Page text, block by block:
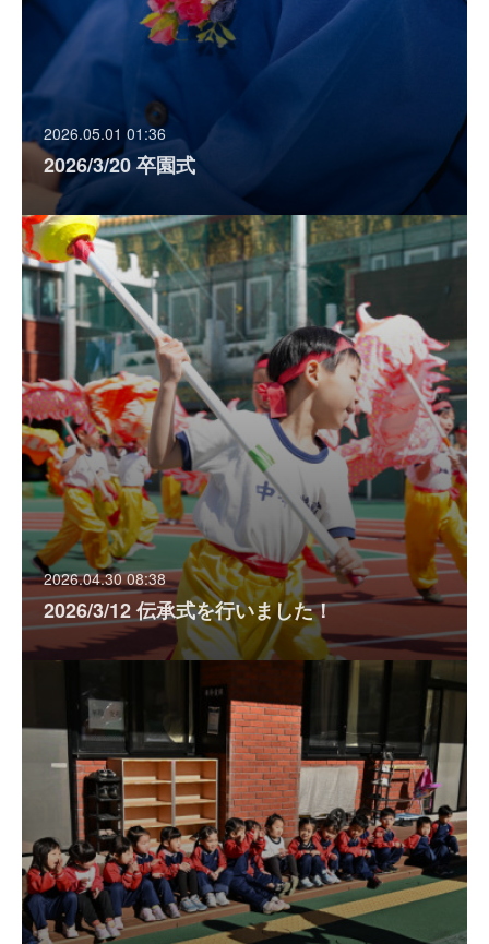
2026.05.01 01:36
2026/3/20 卒園式
2026.04.30 08:38
2026/3/12 伝承式を行いました！